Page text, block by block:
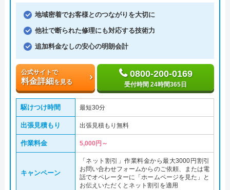
地域密着でお客様とのつながりを大切に
他社で断られた修理にも対応する技術力
追加料金なしの安心の明朗会計
公式サイトで
料金詳細を見る
0800-200-0169
受付時間 24時間365日
駆けつけ時間 最短30分
出張見積もり 出張見積もり無料
作業料金 5,000円～
キャンペーン
「ネット割引」作業料金から最大3000円割引
お問い合わせフォームからのご依頼、または電
話でオペレーターに「ホームページを見た」と
お伝えいただくとネット割引を適用